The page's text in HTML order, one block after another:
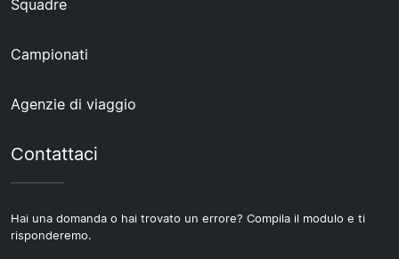
Squadre
Campionati
Agenzie di viaggio
Contattaci
Hai una domanda o hai trovato un errore? Compila il modulo e ti
risponderemo.